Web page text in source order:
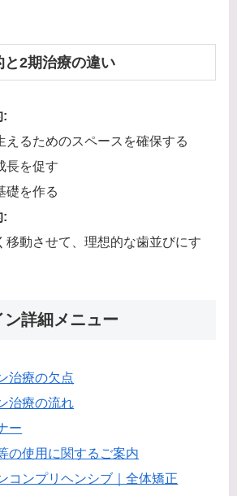
と2期治療の違い
:
えるためのスペースを確保する
長を促す
礎を作る
:
移動させて、理想的な歯並びにす
詳細メニュー
治療の欠点
治療の流れ
ー
の使用に関するご案内
コンプリヘンシブ｜全体矯正